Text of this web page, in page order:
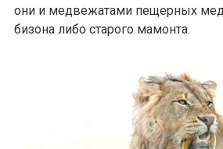
они и медвежатами пещерных
бизона либо старого мамонта.